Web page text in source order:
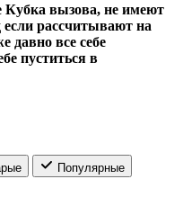
Кубка вызова, не имеют
рассчитывают на
давно все себе
пуститься в
Популярные